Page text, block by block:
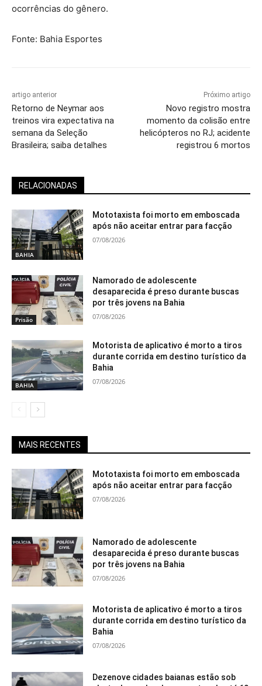
ocorrências do gênero.
Fonte: Bahia Esportes
artigo anterior
Retorno de Neymar aos
treinos vira expectativa na
semana da Seleção
Brasileira; saiba detalhes
Próximo artigo
Novo registro mostra
momento da colisão entre
helicópteros no RJ; acidente
registrou 6 mortos
RELACIONADAS
BAHIA
Mototaxista foi morto em emboscada
após não aceitar entrar para facção
07/08/2026
Prisão
Namorado de adolescente
desaparecida é preso durante buscas
por três jovens na Bahia
07/08/2026
BAHIA
Motorista de aplicativo é morto a tiros
durante corrida em destino turístico da
Bahia
07/08/2026
MAIS RECENTES
Mototaxista foi morto em emboscada
após não aceitar entrar para facção
07/08/2026
Namorado de adolescente
desaparecida é preso durante buscas
por três jovens na Bahia
07/08/2026
Motorista de aplicativo é morto a tiros
durante corrida em destino turístico da
Bahia
07/08/2026
Dezenove cidades baianas estão sob